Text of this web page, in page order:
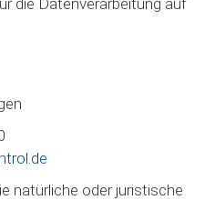
die Datenverarbeitung auf
natürliche oder juristische